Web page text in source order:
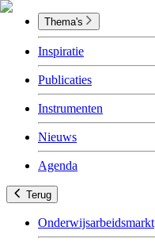
Thema's
Inspiratie
Publicaties
Instrumenten
Nieuws
Agenda
Terug
Onderwijsarbeidsmarkt